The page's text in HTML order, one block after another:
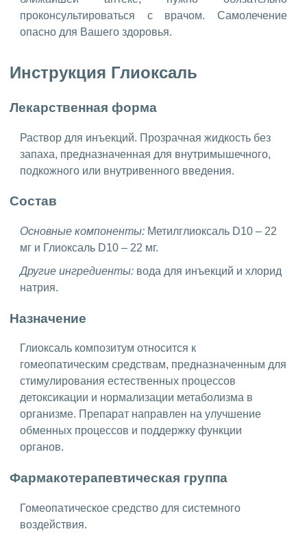
проконсультироваться с врачом. Самолечение
опасно для Вашего здоровья.
Инструкция Глиоксаль
Лекарственная форма
Раствор для инъекций. Прозрачная жидкость без
запаха, предназначенная для внутримышечного,
подкожного или внутривенного введения.
Состав
Основные компоненты: Метилглиоксаль D10 – 22
мг и Глиоксаль D10 – 22 мг.
Другие ингредиенты: вода для инъекций и хлорид
натрия.
Назначение
Глиоксаль композитум относится к
гомеопатическим средствам, предназначенным для
стимулирования естественных процессов
детоксикации и нормализации метаболизма в
организме. Препарат направлен на улучшение
обменных процессов и поддержку функции
органов.
Фармакотерапевтическая группа
Гомеопатическое средство для системного
воздействия.